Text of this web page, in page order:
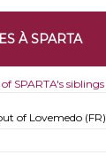
À SPARTA
of SPARTA's siblings
of Lovemedo (FR)